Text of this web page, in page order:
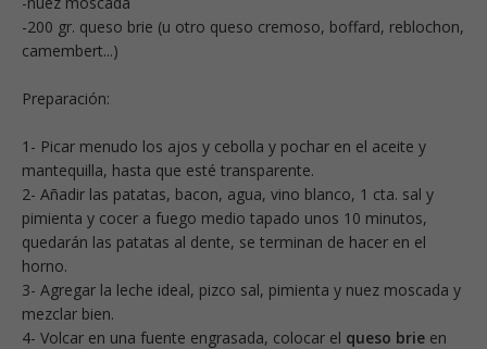
-200 gr. queso brie (u otro queso cremoso, boffard, reblochon,
camembert...)
Preparación:
1- Picar menudo los ajos y cebolla y pochar en el aceite y
mantequilla, hasta que esté transparente.
2- Añadir las patatas, bacon, agua, vino blanco, 1 cta. sal y
pimienta y cocer a fuego medio tapado unos 10 minutos,
quedarán las patatas al dente, se terminan de hacer en el
horno.
3- Agregar la leche ideal, pizco sal, pimienta y nuez moscada y
mezclar bien.
4- Volcar en una fuente engrasada, colocar el queso brie en